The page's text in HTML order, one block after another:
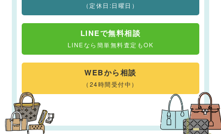
（定休日:日曜日）
LINEで無料相談
LINEなら簡単無料査定もOK
WEBから相談
（24時間受付中）